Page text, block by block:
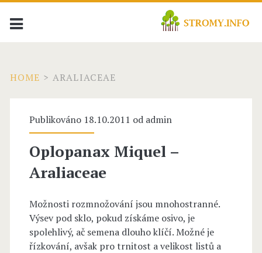
HOME > ARALIACEAE
Publikováno 18.10.2011 od admin
Oplopanax Miquel –
Araliaceae
Možnosti rozmnožování jsou mnohostranné.
Výsev pod sklo, pokud získáme osivo, je
spolehlivý, ač semena dlouho klíčí. Možné je
řízkování, avšak pro trnitost a velikost listů a